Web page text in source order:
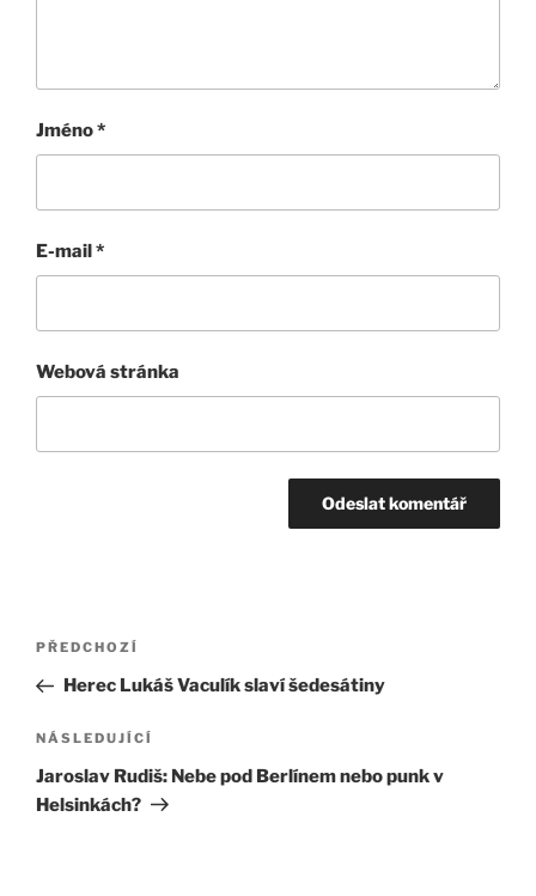
Jméno*
E-mail*
Webová stránka
Navigace
příspěvek
Předchozí
příspěvek
PŘEDCHOZÍ
Herec Lukáš Vaculík slaví šedesátiny
Následující
příspěvek
NÁSLEDUJÍCÍ
Jaroslav Rudiš: Nebe pod Berlínem nebo punk v
Helsinkách?